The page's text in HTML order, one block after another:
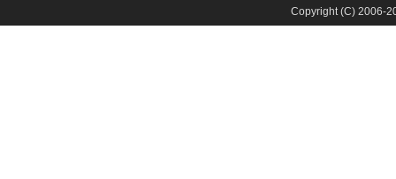
Copyright (C) 2006-